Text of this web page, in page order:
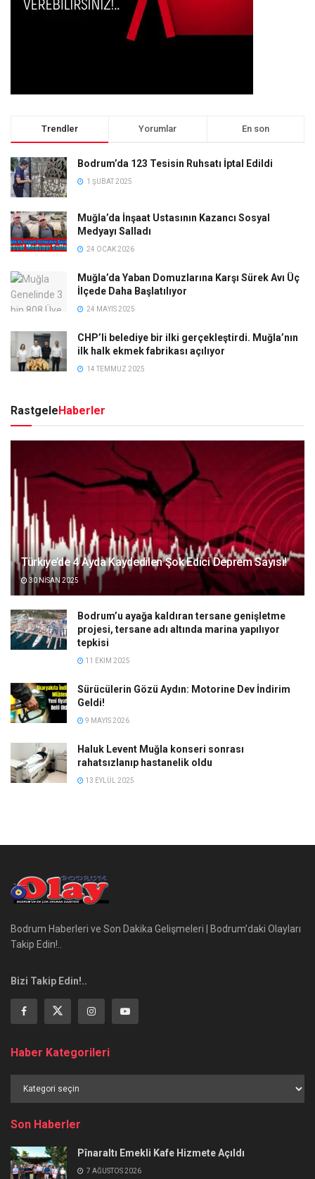
Trendler Yorumlar En son
Bodrum’da 123 Tesisin Ruhsatı İptal Edildi
1 ŞUBAT 2025
Muğla’da İnşaat Ustasının Kazancı Sosyal
Medyayı Salladı
24 OCAK 2026
Muğla’da Yaban Domuzlarına Karşı Sürek Avı Üç
İlçede Daha Başlatılıyor
24 MAYIS 2025
CHP’li belediye bir ilki gerçekleştirdi. Muğla’nın
ilk halk ekmek fabrikası açılıyor
14 TEMMUZ 2025
Rastgele Haberler
Türkiye’de 4 Ayda Kaydedilen Şok Edici Deprem Sayısı!
30 NISAN 2025
Bodrum’u ayağa kaldıran tersane genişletme
projesi, tersane adı altında marina yapılıyor
tepkisi
11 EKIM 2025
Sürücülerin Gözü Aydın: Motorine Dev İndirim
Geldi!
9 MAYIS 2026
Haluk Levent Muğla konseri sonrası
rahatsızlanıp hastanelik oldu
13 EYLÜL 2025
Bodrum Haberleri ve Son Dakika Gelişmeleri | Bodrum’daki Olayları
Takip Edin!..
Bizi Takip Edin!..
Haber Kategorileri
Kategorileri
Son Haberler
Pînaraltı Emekli Kafe Hizmete Açıldı
7 AĞUSTOS 2026